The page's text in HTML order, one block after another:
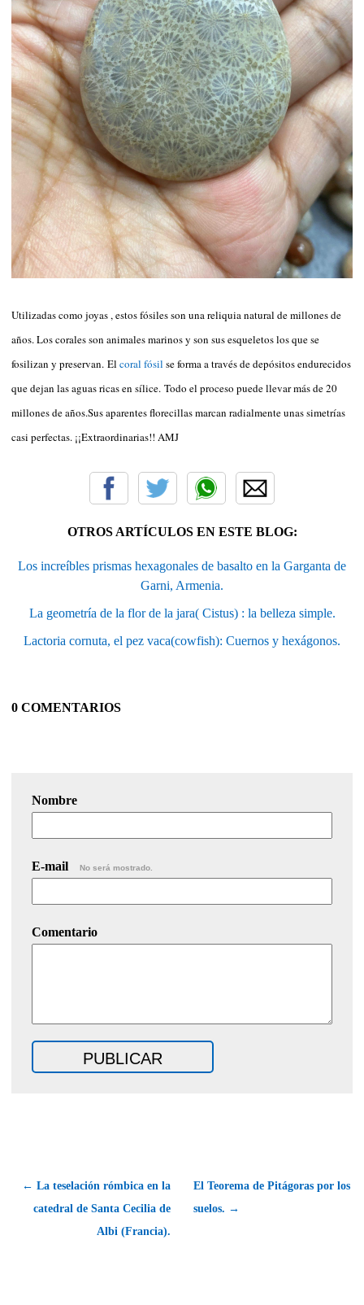
Utilizadas como joyas , estos fósiles son una reliquia natural de millones de
años. Los corales son animales marinos y son sus esqueletos los que se
fosilizan y preservan. El coral fósil se forma a través de depósitos endurecidos
que dejan las aguas ricas en sílice. Todo el proceso puede llevar más de 20
millones de años.Sus aparentes florecillas marcan radialmente unas simetrías
casi perfectas. ¡¡Extraordinarias!! AMJ
OTROS ARTÍCULOS EN ESTE BLOG:
Los increíbles prismas hexagonales de basalto en la Garganta de
Garni, Armenia.
La geometría de la flor de la jara( Cistus) : la belleza simple.
Lactoria cornuta, el pez vaca(cowfish): Cuernos y hexágonos.
0 COMENTARIOS
Nombre
E-mail No será mostrado.
Comentario
← La teselación rómbica en la
catedral de Santa Cecilia de
Albi (Francia).
El Teorema de Pitágoras por los
suelos. →